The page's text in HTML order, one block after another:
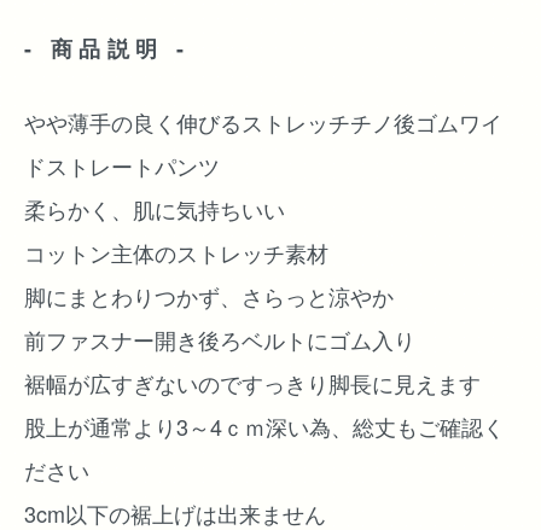
- 商品説明 -
やや薄手の良く伸びるストレッチチノ後ゴムワイ
ドストレートパンツ
柔らかく、肌に気持ちいい
コットン主体のストレッチ素材
脚にまとわりつかず、さらっと涼やか
前ファスナー開き後ろベルトにゴム入り
裾幅が広すぎないのですっきり脚長に見えます
股上が通常より3～4ｃｍ深い為、総丈もご確認く
ださい
3cm以下の裾上げは出来ません